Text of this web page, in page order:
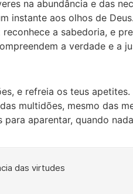
na abundância e das
instante aos olhos de
a sabedoria, e
a verdade e a
e refreia os teus
multidões, mesmo das
aparentar, quando